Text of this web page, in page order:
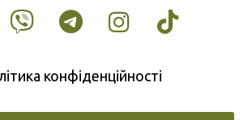
VimeoTumblrInstagram
Tiktok
конфіденційності